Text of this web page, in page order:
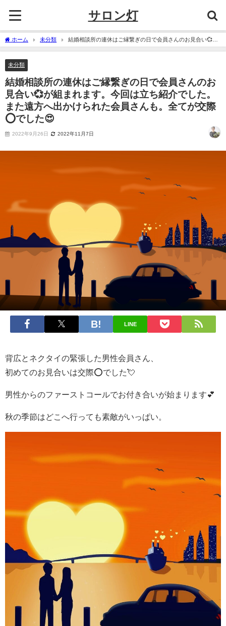
サロン灯
ホーム 未分類
結婚相談所の連休はご縁繋ぎの日で会員さんのお見合い💞が
組まれます。今回は立ち紹介でした。また遠方へ出かけられた会員さんも。全てが交
未分類
結婚相談所の連休はご縁繋ぎの日で会員さんのお
見合い💞が組まれます。今回は立ち紹介でした。
また遠方へ出かけられた会員さんも。全てが交際
⭕でした😍
2022年9月26日 2022年11月7日
LINE
背広とネクタイの緊張した男性会員さん、
初めてのお見合いは交際⭕でした💘
男性からのファーストコールでお付き合いが始まります💕
秋の季節はどこへ行っても素敵がいっぱい。